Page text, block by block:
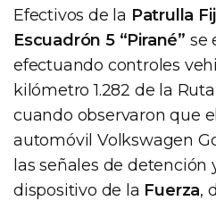
Efectivos de la Patrulla
Escuadrón 5 “Pirané” se
efectuando controles
kilómetro 1.282 de la
cuando observaron que
automóvil Volkswagen
las señales de detención
dispositivo de la Fuerza,